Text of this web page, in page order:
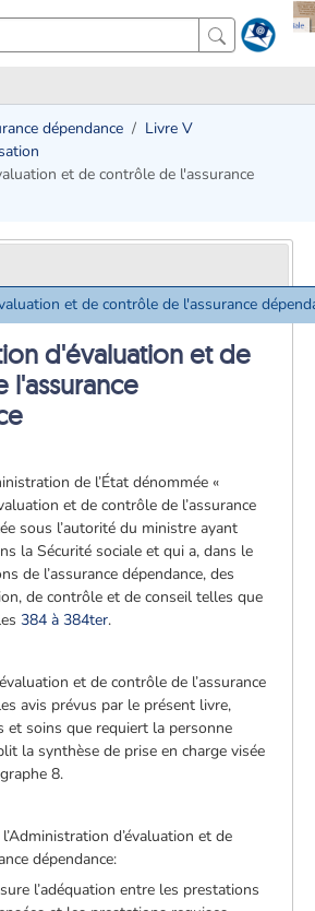
dépendance
Livre V
et de contrôle de l'assurance
et de contrôle de l'assurance
d'évaluation et de
l'assurance
de l’État dénommée «
et de contrôle de l’assurance
sous l’autorité du ministre ayant
la Sécurité sociale et qui a, dans le
de l’assurance dépendance, des
de contrôle et de conseil telles que
384 à 384ter.
et de contrôle de l’assurance
avis prévus par le présent livre,
et soins que requiert la personne
la synthèse de prise en charge visée
8.
d’évaluation et de
dépendance:
l’adéquation entre les prestations